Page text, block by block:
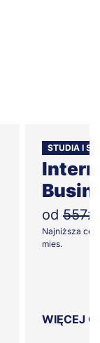
STUDIA I
od 557zł
Najniższa
mies.
WIĘCEJ